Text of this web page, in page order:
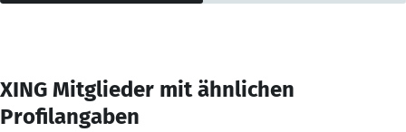
XING Mitglieder mit ähnlichen
Profilangaben